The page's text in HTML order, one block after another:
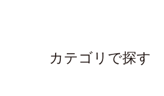
カテゴリで探す